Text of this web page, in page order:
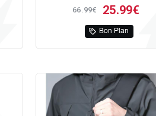
66 99€ 25 99€
Bon Plan